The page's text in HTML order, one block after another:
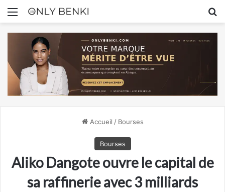
Menu
Accueil / Bourses
Bourses
Aliko Dangote ouvre le capital de
sa raffinerie avec 3 milliards